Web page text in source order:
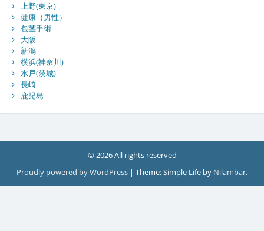
上野(東京)
健康（男性）
包茎手術
大阪
新潟
横浜(神奈川)
水戸(茨城)
長崎
鹿児島
© 2026 All rights reserved
Proudly powered by WordPress | Theme: Simple Life by Nilambar.